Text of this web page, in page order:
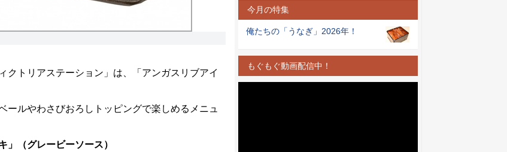
トリアステーション」は、「アンガスリブアイ
ルやわさびおろしトッピングで楽しめるメニュ
」（グレービーソース）
今月の特集
俺たちの「うなぎ」2026年！
もぐもぐ動画配信中！